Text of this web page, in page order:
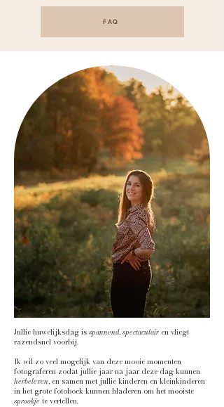
FAQ
Jullie huwelijksdag is spannend, spectaculair en vliegt
razendsnel voorbij.
Ik wil zo veel mogelijk van deze mooie momenten
fotograferen zodat jullie jaar na jaar deze dag kunnen
herbeleven, en samen met jullie kinderen en kleinkinderen
in het grote fotoboek kunnen bladeren om het mooiste
sprookje te vertellen.